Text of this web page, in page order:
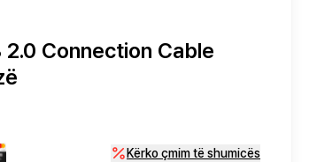
2.0 Connection Cable
Kërko çmim të shumicës